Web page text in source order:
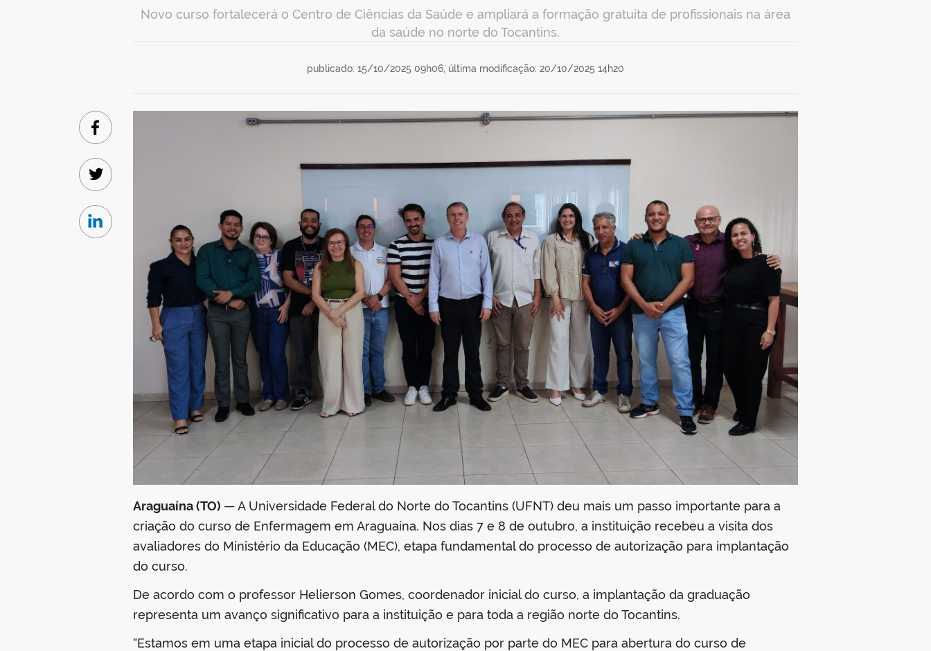
Novo curso fortalecerá o Centro de Ciências da Saúde e ampliará a formação gratuita de profissionais na área
da saúde no norte do Tocantins.
publicado: 15/10/2025 09h06, última modificação: 20/10/2025 14h20
Araguaína (TO) — A Universidade Federal do Norte do Tocantins (UFNT) deu mais um passo importante para a
criação do curso de Enfermagem em Araguaína. Nos dias 7 e 8 de outubro, a instituição recebeu a visita dos
avaliadores do Ministério da Educação (MEC), etapa fundamental do processo de autorização para implantação
do curso.
De acordo com o professor Helierson Gomes, coordenador inicial do curso, a implantação da graduação
representa um avanço significativo para a instituição e para toda a região norte do Tocantins.
“Estamos em uma etapa inicial do processo de autorização por parte do MEC para abertura do curso de
Facebook
Twitter
Linkedin